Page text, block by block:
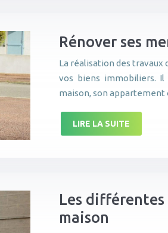
Rénover ses
La réalisation des
vos biens immobiliers.
maison, son
LIRE LA SUITE
Les différentes
maison